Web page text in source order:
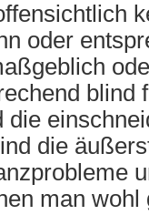
oder
blind
die
die
man wohl